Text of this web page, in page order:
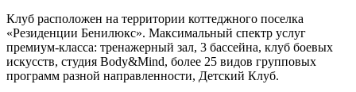
Клуб расположен на территории коттеджного поселка
«Резиденции Бенилюкс». Максимальный спектр услуг
премиум-класса: тренажерный зал, 3 бассейна, клуб боевых
искусств, студия Body&Mind, более 25 видов групповых
программ разной направленности, Детский Клуб.